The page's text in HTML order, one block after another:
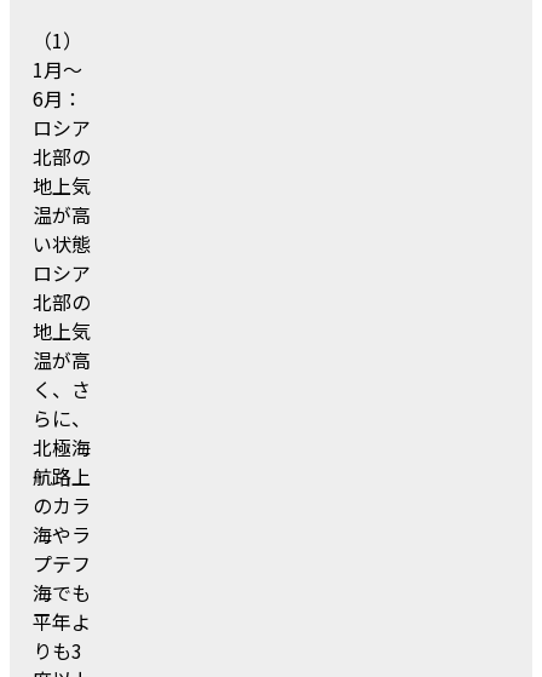
（1）
1月～
6月：
ロシア
北部の
地上気
温が高
い状態
ロシア
北部の
地上気
温が高
く、さ
らに、
北極海
航路上
のカラ
海やラ
プテフ
海でも
平年よ
りも3